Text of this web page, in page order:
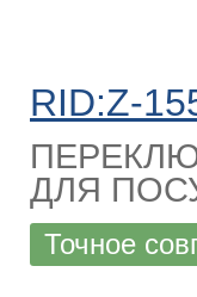
RID:Z-
ДЛЯ
Точное